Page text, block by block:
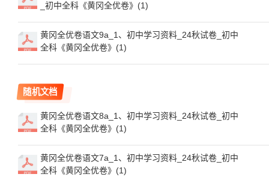
_初中全科《黄冈全优卷》(1)
黄冈全优卷语文9a_1、初中学习资料_24秋试卷_初中
全科《黄冈全优卷》(1)
随机文档
黄冈全优卷语文8a_1、初中学习资料_24秋试卷_初中
全科《黄冈全优卷》(1)
黄冈全优卷语文7a_1、初中学习资料_24秋试卷_初中
全科《黄冈全优卷》(1)